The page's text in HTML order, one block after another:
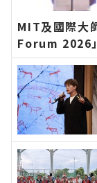
MIT及國際大
Forum 2026
官方網站各類
在地資訊！